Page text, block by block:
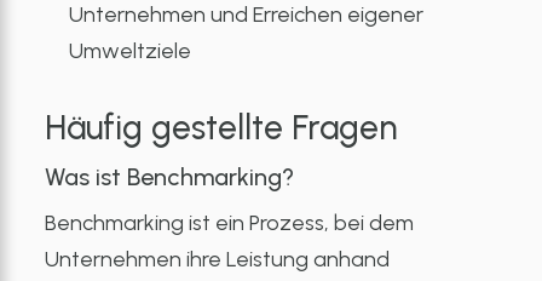
Unternehmen und Erreichen eigener
Umweltziele
Häufig gestellte Fragen
Was ist Benchmarking?
Benchmarking ist ein Prozess, bei dem
Unternehmen ihre Leistung anhand